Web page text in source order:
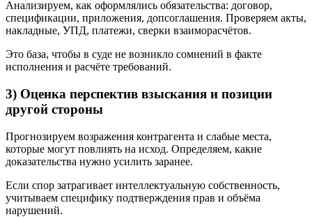
Анализируем, как оформлялись обязательства: договор,
спецификации, приложения, допсоглашения. Проверяем акты,
накладные, УПД, платежи, сверки взаиморасчётов.
Это база, чтобы в суде не возникло сомнений в факте
исполнения и расчёте требований.
3) Оценка перспектив взыскания и позиции
другой стороны
Прогнозируем возражения контрагента и слабые места,
которые могут повлиять на исход. Определяем, какие
доказательства нужно усилить заранее.
Если спор затрагивает интеллектуальную собственность,
учитываем специфику подтверждения прав и объёма
нарушений.